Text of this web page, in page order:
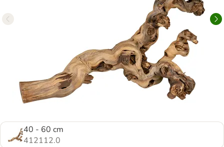
40 - 60 cm
412112.0